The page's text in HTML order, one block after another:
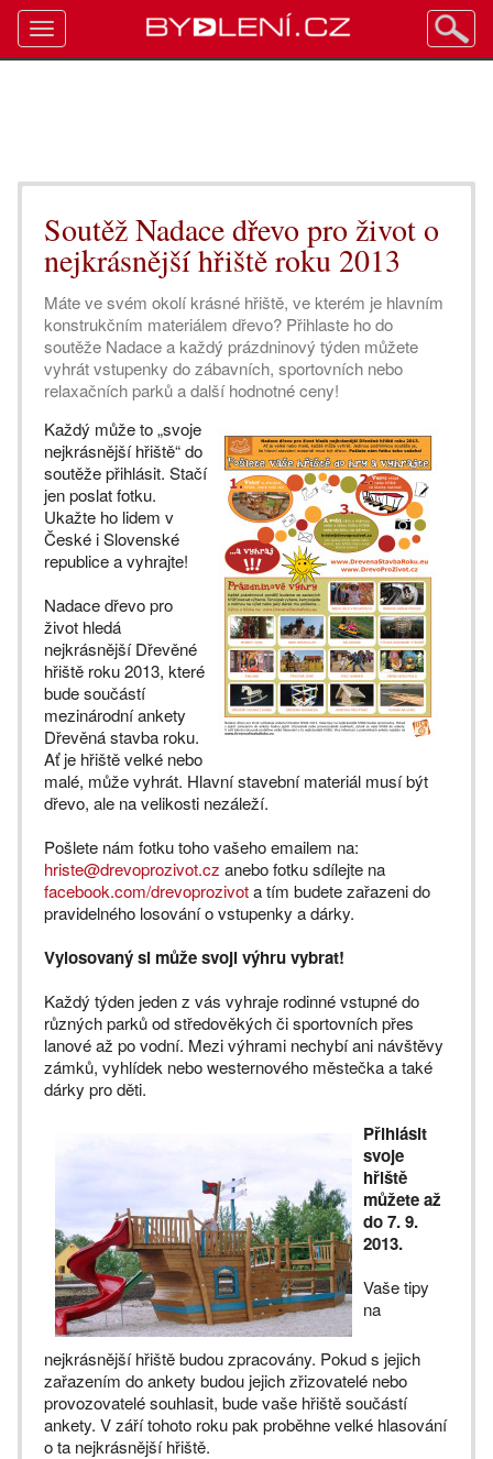
Soutěž Nadace dřevo pro život o
nejkrásnější hřiště roku 2013
Máte ve svém okolí krásné hřiště, ve kterém je hlavním
konstrukčním materiálem dřevo? Přihlaste ho do
soutěže Nadace a každý prázdninový týden můžete
vyhrát vstupenky do zábavních, sportovních nebo
relaxačních parků a další hodnotné ceny!
Každý může to „svoje
nejkrásnější hřiště“ do
soutěže přihlásit. Stačí
jen poslat fotku.
Ukažte ho lidem v
České i Slovenské
republice a vyhrajte!
Nadace dřevo pro
život hledá
nejkrásnější Dřevěné
hřiště roku 2013, které
bude součástí
mezinárodní ankety
Dřevěná stavba roku.
Ať je hřiště velké nebo
malé, může vyhrát. Hlavní stavební materiál musí být
dřevo, ale na velikosti nezáleží.
Pošlete nám fotku toho vašeho emailem na:
hriste@drevoprozivot.cz anebo fotku sdílejte na
facebook.com/drevoprozivota tím budete zařazeni do
pravidelného losování o vstupenky a dárky.
Vylosovaný si může svoji výhru vybrat!
Každý týden jeden z vás vyhraje rodinné vstupné do
různých parků od středověkých či sportovních přes
lanové až po vodní. Mezi výhrami nechybí ani návštěvy
zámků, vyhlídek nebo westernového městečka a také
dárky pro děti.
Přihlásit
svoje
hřiště
můžete až
do 7. 9.
2013.
Vaše tipy
na
nejkrásnější hřiště budou zpracovány. Pokud s jejich
zařazením do ankety budou jejich zřizovatelé nebo
provozovatelé souhlasit, bude vaše hřiště součástí
ankety. V září tohoto roku pak proběhne velké hlasování
o ta nejkrásnější hřiště.
Toggle
navigation